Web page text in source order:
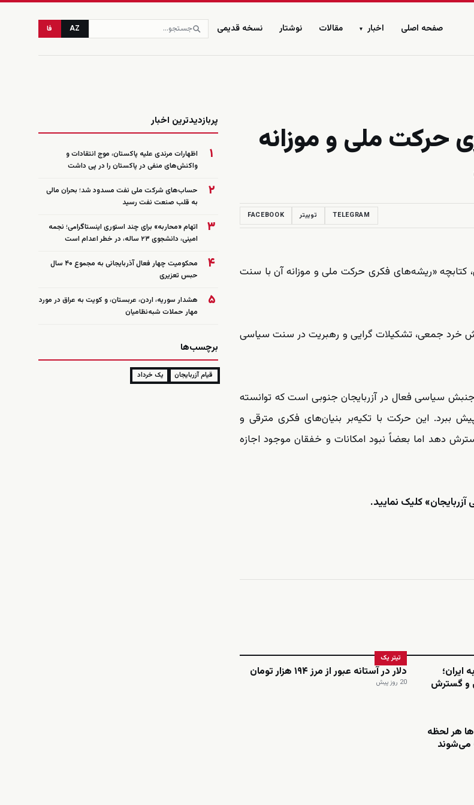
صفحه اصلی اخبار ▾ مقالات نوشتار نسخه قدیمی AZ فا
حرکت ملی و موزانه
TELEGRAM توییتر FACEBOOK
کتابچه «ریشه‌های فکری حرکت ملی و موزانه آن با سنت
خرد جمعی، تشکیلات گرایی و رهبریت در سنت سیاسی
سیاسی فعال در آزربایجان جنوبی است که توانسته
ببرد. این حرکت با تکیه‌بر بنیان‌های فکری مترقی و
دهد اما بعضاً نبود امکانات و خفقان موجود اجازه
کلیک نمایید.
و گسترش
تیتر یک
دلار در آستانه عبور از مرز ۱۹۴ هزار تومان
20 روز پیش
هر لحظه
می‌شوند
پربازدیدترین اخبار
۱
اظهارات مرندی علیه پاکستان، موج انتقادات و
واکنش‌های منفی در پاکستان را در پی داشت
۲
حساب‌های شرکت ملی نفت مسدود شد؛ بحران مالی
به قلب صنعت نفت رسید
۳
اتهام «محاربه» برای چند استوری اینستاگرامی؛ نجمه
امینی، دانشجوی ۲۳ ساله، در خطر اعدام است
۴
محکومیت چهار فعال آذربایجانی به مجموع ۴۰ سال
حبس تعزیری
۵
هشدار سوریه، اردن، عربستان، و کویت به عراق در مورد
مهار حملات شبه‌نظامیان
برچسب‌ها
قیام آزربایجان یک خرداد